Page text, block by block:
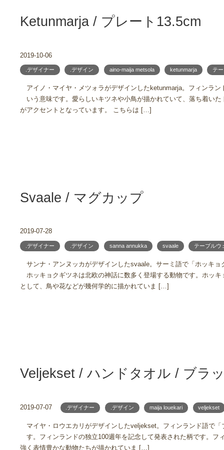
Ketunmarja / プレート13.5cm
2019-10-06
.デザイナー .デザイン aino-maija metsola ketunmarja テ
アイノ・マイヤ・メツォラがデザインしたketunmarja。フィンラ
いう意味です。愛らしいキツネや小鳥が描かれていて、落ち着い
がアクセントとなっています。 こちらは […]
Svaale / マグカップ
2019-07-28
.デザイナー .デザイン sanna annukka svaale テーブルウ
サンナ・アンヌッカがデザインしたsvaale。サーミ語で「ホッキョ
ホッキョクギツネは北欧の神話に数多く登場する動物です。ホッ
として、鳥や花などが幾何学的に描かれていま […]
Veljekset / ハンドタオル / ブラ
2019-07-07 .デザイナー .デザイン maija louekari veljekset
マイヤ・ロウエカリがデザインしたveljekset。フィンランド語で
す。フィンランドの独立100週年を記念して発表された柄です。フ
強く表情豊かな動物たちが描かれていま […]